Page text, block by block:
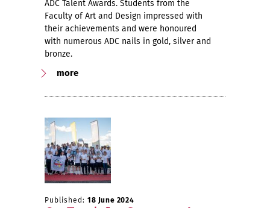
ADC Talent Awards. Students from the
Faculty of Art and Design impressed with
their achievements and were honoured
with numerous ADC nails in gold, silver and
bronze.
more
Published: 18 June 2024